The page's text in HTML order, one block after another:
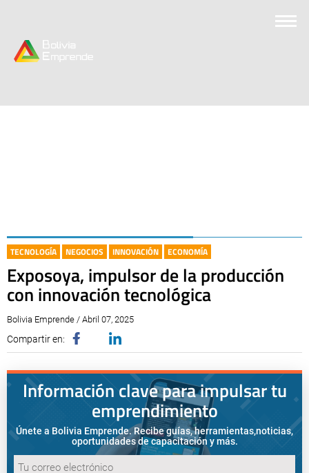
TECNOLOGÍA NEGOCIOS INNOVACIÓN ECONOMÍA
Exposoya, impulsor de la producción
con innovación tecnológica
Bolivia Emprende / Abril 07, 2025
Compartir en:
Información clave para impulsar tu
emprendimiento
Únete a Bolivia Emprende. Recibe guías, herramientas,noticias,
oportunidades de capacitación y más.